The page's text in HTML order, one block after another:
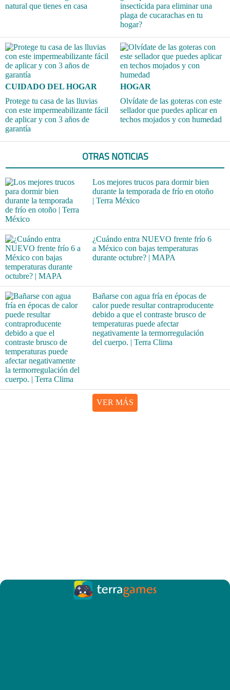
natural que tienes en casa
insecticida para eliminar una
plaga de cucarachas en tu
hogar?
CUIDADO DEL HOGAR
Protege tu casa de las lluvias
con este impermeabilizante fácil
de aplicar y con 3 años de
garantía
HOGAR
Olvídate de las goteras con este
sellador que puedes aplicar en
techos mojados y con humedad
OTRAS NOTICIAS
Los mejores trucos para dormir bien
durante la temporada de frío en otoño
| Terra México
¿Cuándo entra NUEVO frente frío 6
a México con bajas temperaturas
durante octubre? | MAPA
Bañarse con agua fría en épocas de
calor puede resultar contraproducente
debido a que el contraste brusco de
temperaturas puede afectar
negativamente la termorregulación
del cuerpo. | Terra Clima
VER MÁS